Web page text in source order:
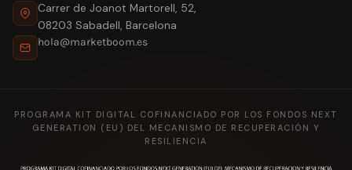
Carrer de Joanot Martorell, 52,
08203 Sabadell, Barcelona
hola@marketboom.es
PROGRAMA KIT DIGITAL COFINANCIADO POR LOS FONDOS NEXT
GENERATION (EU) DEL MECANISMO DE RECUPERACIÓN Y
RESILIENCIA